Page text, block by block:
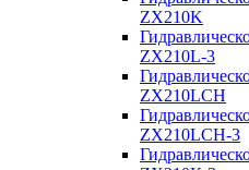
ZX210K
ZX210L-3
ZX210LCH
ZX210LCH-3